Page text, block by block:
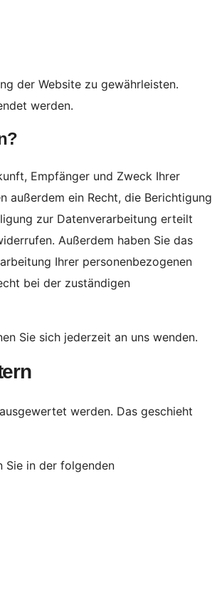
der Website zu gewährleisten.
werden.
Empfänger und Zweck Ihrer
außerdem ein Recht, die Berichtigung
zur Datenverarbeitung erteilt
Außerdem haben Sie das
Ihrer personenbezogenen
bei der zuständigen
Sie sich jederzeit an uns wenden.
werden. Das geschieht
Sie in der folgenden